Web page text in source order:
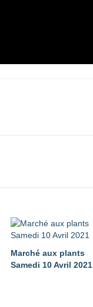
Marché aux plants
Samedi 10 Avril 2021